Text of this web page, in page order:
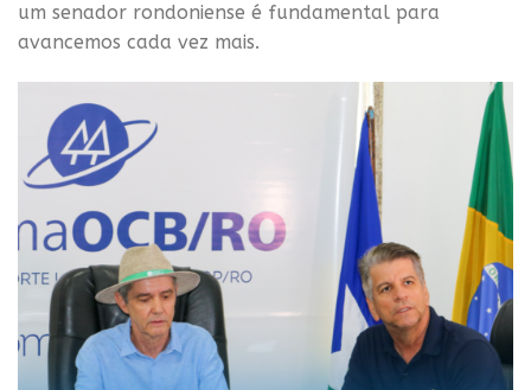
um senador rondoniense é fundamental para
avancemos cada vez mais.